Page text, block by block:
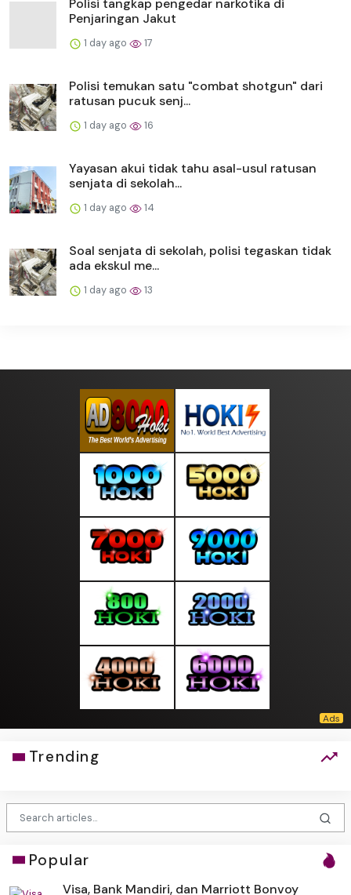
Polisi tangkap pengedar narkotika di
Penjaringan Jakut
1 day ago 17
Polisi temukan satu "combat shotgun" dari
ratusan pucuk senj...
1 day ago 16
Yayasan akui tidak tahu asal-usul ratusan
senjata di sekolah...
1 day ago 14
Soal senjata di sekolah, polisi tegaskan tidak
ada ekskul me...
1 day ago 13
Trending
Popular
Visa, Bank Mandiri, dan Marriott Bonvoy